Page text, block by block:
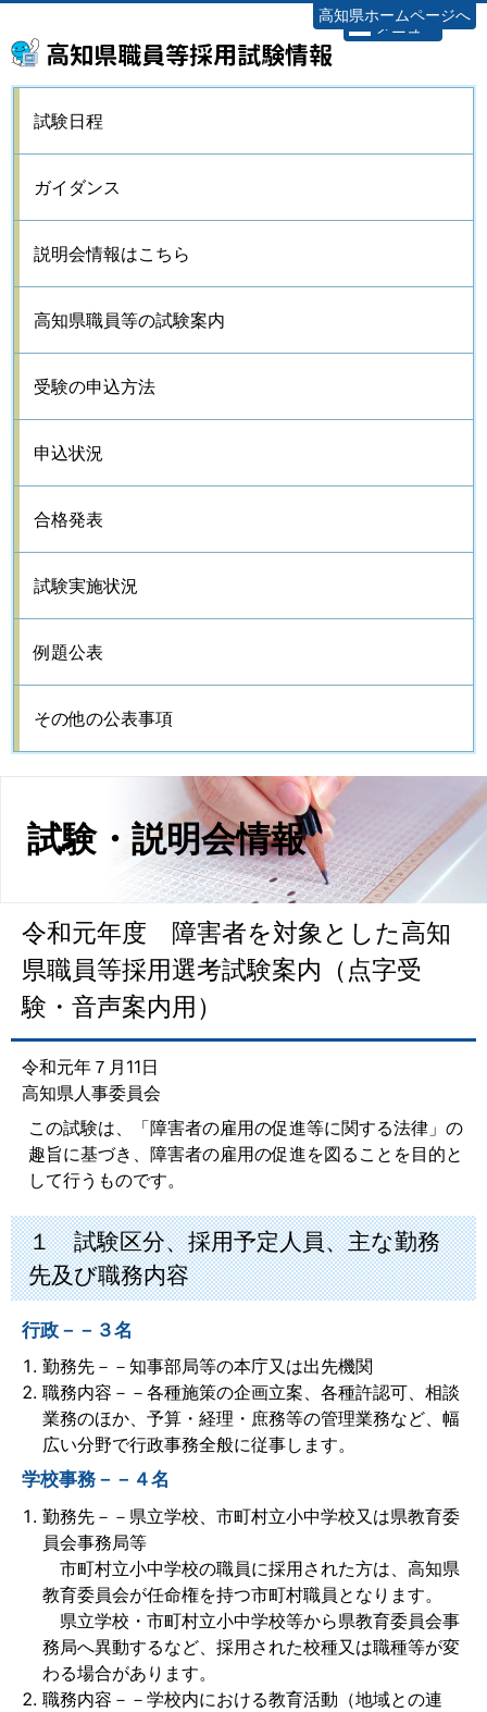
高知県職員等採用試験情報
高知県ホームページへ
メニュー
試験・説明会情報
令和元年度 障害者を対象とした高知
県職員等採用選考試験案内（点字受
験・音声案内用）
令和元年７月11日
高知県人事委員会
この試験は、「障害者の雇用の促進等に関する法律」の
趣旨に基づき、障害者の雇用の促進を図ることを目的と
して行うものです。
１ 試験区分、採用予定人員、主な勤務
先及び職務内容
行政－－３名
勤務先－－知事部局等の本庁又は出先機関
職務内容－－各種施策の企画立案、各種許認可、相談
業務のほか、予算・経理・庶務等の管理業務など、幅
広い分野で行政事務全般に従事します。
学校事務－－４名
勤務先－－県立学校、市町村立小中学校又は県教育委
員会事務局等
市町村立小中学校の職員に採用された方は、高知県
教育委員会が任命権を持つ市町村職員となります。
県立学校・市町村立小中学校等から県教育委員会事
務局へ異動するなど、採用された校種又は職種等が変
わる場合があります。
職務内容－－学校内における教育活動（地域との連
試験日程
ガイダンス
説明会情報はこちら
高知県職員等の試験案内
受験の申込方法
申込状況
合格発表
試験実施状況
例題公表
その他の公表事項